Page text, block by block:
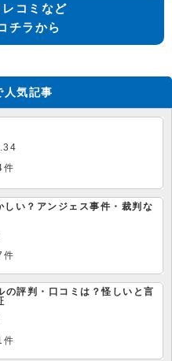
コミなど
チラから
人気記事
件
しい？アンジェス事件・裁判な
件
の評判・口コミは？怪しいと言
件